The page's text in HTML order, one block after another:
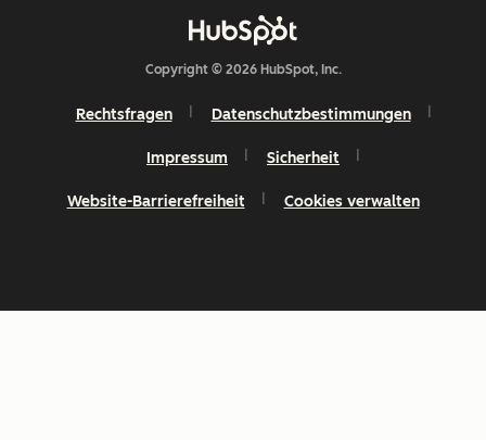
Copyright © 2026 HubSpot, Inc.
Rechtsfragen Datenschutzbestimmungen
Impressum Sicherheit
Website-Barrierefreiheit Cookies verwalten